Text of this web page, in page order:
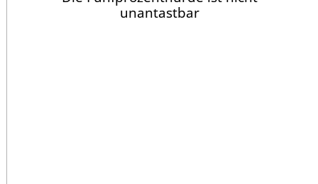
unantastbar